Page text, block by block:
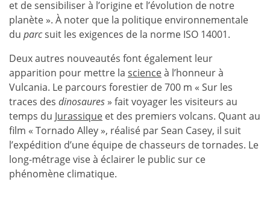
et de sensibiliser à l’origine et l’évolution de notre
planète ». À noter que la politique environnementale
du parcsuit les exigences de la norme ISO 14001.
Deux autres nouveautés font également leur
apparition pour mettre la scienceà l’honneur à
Vulcania. Le parcours forestier de 700 m « Sur les
traces des dinosaures » fait voyager les visiteurs au
temps du Jurassique et des premiers volcans. Quant au
film « Tornado Alley », réalisé par Sean Casey, il suit
l’expédition d’une équipe de chasseurs de tornades. Le
long-métrage vise à éclairer le public sur ce
phénomène climatique.